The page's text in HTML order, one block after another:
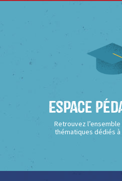
Espace
Retrouvez
thématiques dédiés à